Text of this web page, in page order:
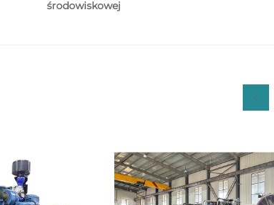
środowiskowej